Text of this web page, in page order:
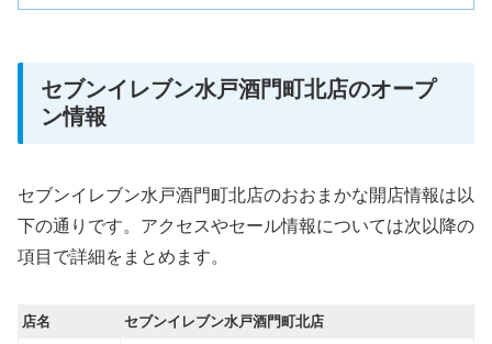
セブンイレブン水戸酒門町北店のオープ
ン情報
セブンイレブン水戸酒門町北店のおおまかな開店情報は以
下の通りです。アクセスやセール情報については次以降の
項目で詳細をまとめます。
店名 セブンイレブン水戸酒門町北店